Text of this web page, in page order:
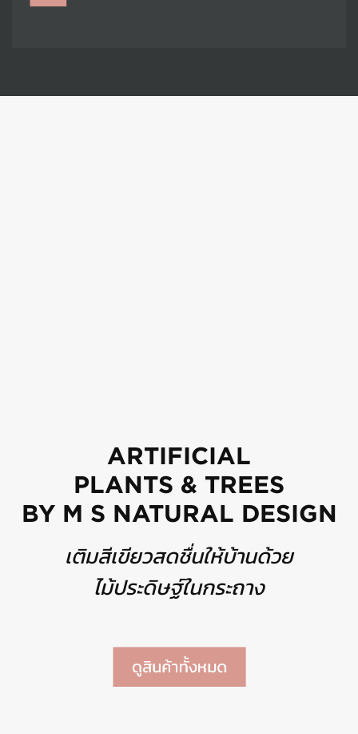
ARTIFICIAL
PLANTS & TREES
BY M S NATURAL DESIGN
เติมสีเขียวสดชื่นให้บ้านด้วย
ไม้ประดิษฐ์ในกระถาง